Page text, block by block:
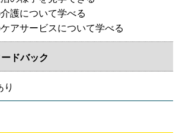
護について学べる
アサービスについて学べる
ドバック
り